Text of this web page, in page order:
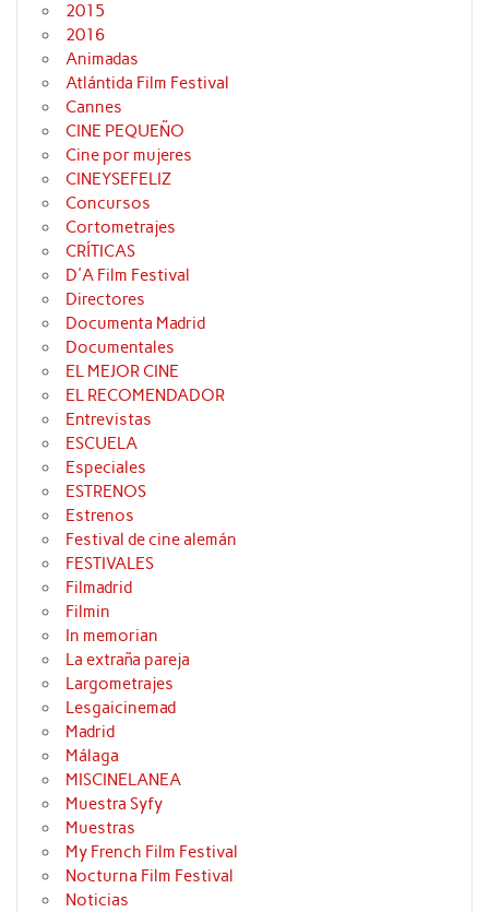
2015
2016
Animadas
Atlántida Film Festival
Cannes
CINE PEQUEÑO
Cine por mujeres
CINEYSEFELIZ
Concursos
Cortometrajes
CRÍTICAS
D'A Film Festival
Directores
Documenta Madrid
Documentales
EL MEJOR CINE
EL RECOMENDADOR
Entrevistas
ESCUELA
Especiales
ESTRENOS
Estrenos
Festival de cine alemán
FESTIVALES
Filmadrid
Filmin
In memorian
La extraña pareja
Largometrajes
Lesgaicinemad
Madrid
Málaga
MISCINELANEA
Muestra Syfy
Muestras
My French Film Festival
Nocturna Film Festival
Noticias